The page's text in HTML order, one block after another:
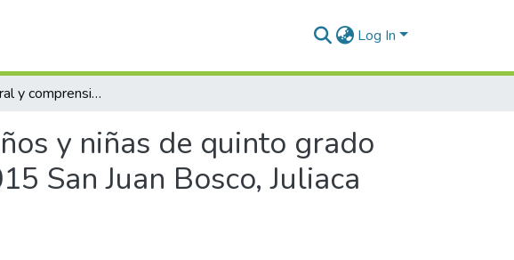
Log In
Expresión oral y comprensión lectora en niños y niñas de quinto grado de la Institución Educativa Primaria N° 71015 San Juan Bosco, Juliaca 2024
y niñas de quinto grado
San Juan Bosco, Juliaca